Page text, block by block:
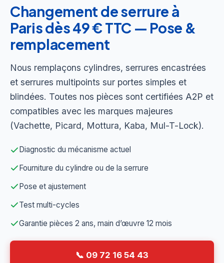
Changement de serrure à
Paris dès 49 € TTC — Pose &
remplacement
Nous remplaçons cylindres, serrures encastrées
et serrures multipoints sur portes simples et
blindées. Toutes nos pièces sont certifiées A2P et
compatibles avec les marques majeures
(Vachette, Picard, Mottura, Kaba, Mul-T-Lock).
Diagnostic du mécanisme actuel
Fourniture du cylindre ou de la serrure
Pose et ajustement
Test multi-cycles
Garantie pièces 2 ans, main d’œuvre 12 mois
📞 09 72 16 54 43